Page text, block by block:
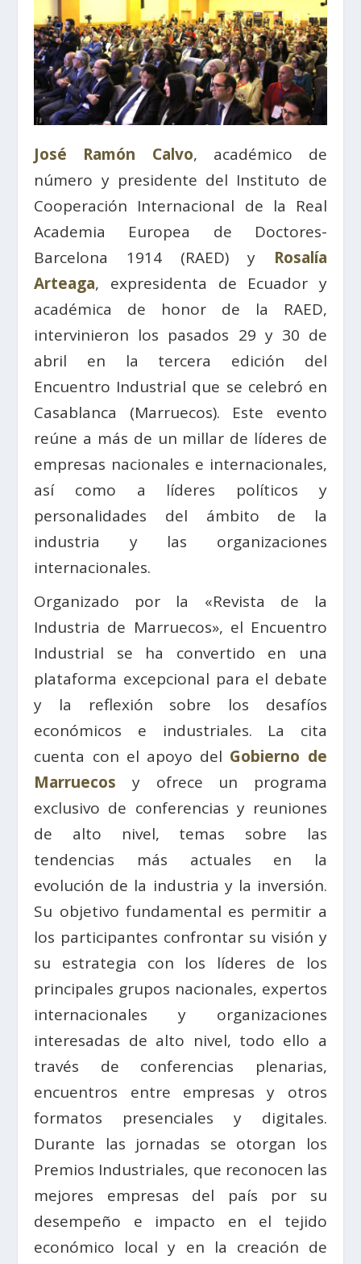
José Ramón Calvo, académico de
número y presidente del Instituto de
Cooperación Internacional de la Real
Academia Europea de Doctores-
Barcelona 1914 (RAED) y Rosalía
Arteaga, expresidenta de Ecuador y
académica de honor de la RAED,
intervinieron los pasados 29 y 30 de
abril en la tercera edición del
Encuentro Industrial que se celebró en
Casablanca (Marruecos). Este evento
reúne a más de un millar de líderes de
empresas nacionales e internacionales,
así como a líderes políticos y
personalidades del ámbito de la
industria y las organizaciones
internacionales.
Organizado por la «Revista de la
Industria de Marruecos», el Encuentro
Industrial se ha convertido en una
plataforma excepcional para el debate
y la reflexión sobre los desafíos
económicos e industriales. La cita
cuenta con el apoyo del Gobierno de
Marruecos y ofrece un programa
exclusivo de conferencias y reuniones
de alto nivel, temas sobre las
tendencias más actuales en la
evolución de la industria y la inversión.
Su objetivo fundamental es permitir a
los participantes confrontar su visión y
su estrategia con los líderes de los
principales grupos nacionales, expertos
internacionales y organizaciones
interesadas de alto nivel, todo ello a
través de conferencias plenarias,
encuentros entre empresas y otros
formatos presenciales y digitales.
Durante las jornadas se otorgan los
Premios Industriales, que reconocen las
mejores empresas del país por su
desempeño e impacto en el tejido
económico local y en la creación de